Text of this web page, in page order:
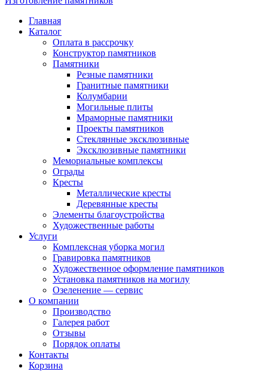
Главная
Каталог
Оплата в рассрочку
Конструктор памятников
Памятники
Резные памятники
Гранитные памятники
Колумбарии
Могильные плиты
Мраморные памятники
Проекты памятников
Стеклянные эксклюзивные
Эксклюзивные памятники
Мемориальные комплексы
Ограды
Кресты
Металлические кресты
Деревянные кресты
Элементы благоустройства
Художественные работы
Услуги
Комплексная уборка могил
Гравировка памятников
Художественное оформление памятников
Установка памятников на могилу
Озеленение — сервис
О компании
Производство
Галерея работ
Отзывы
Порядок оплаты
Контакты
Корзина